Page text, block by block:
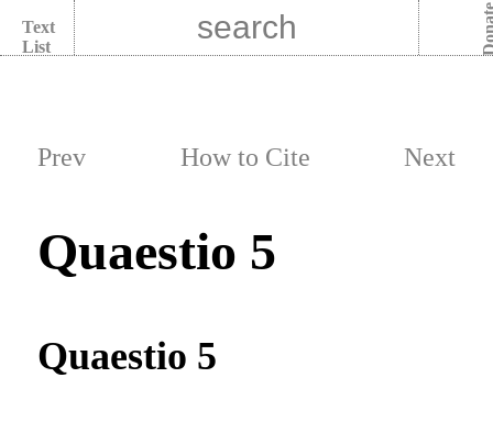
Text
List
Prev How to Cite Next
Quaestio 5
Quaestio 5